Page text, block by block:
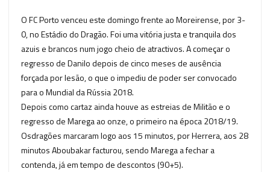
O FC Porto venceu este domingo frente ao Moreirense, por 3-
0, no Estádio do Dragão. Foi uma vitória justa e tranquila dos
azuis e brancos num jogo cheio de atractivos. A começar o
regresso de Danilo depois de cinco meses de ausência
forçada por lesão, o que o impediu de poder ser convocado
para o Mundial da Rússia 2018.
Depois como cartaz ainda houve as estreias de Militão e o
regresso de Marega ao onze, o primeiro na época 2018/19.
Osdragões marcaram logo aos 15 minutos, por Herrera, aos 28
minutos Aboubakar facturou, sendo Marega a fechar a
contenda, já em tempo de descontos (90+5).